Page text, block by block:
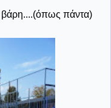
βάρη....(όπως πάντα)